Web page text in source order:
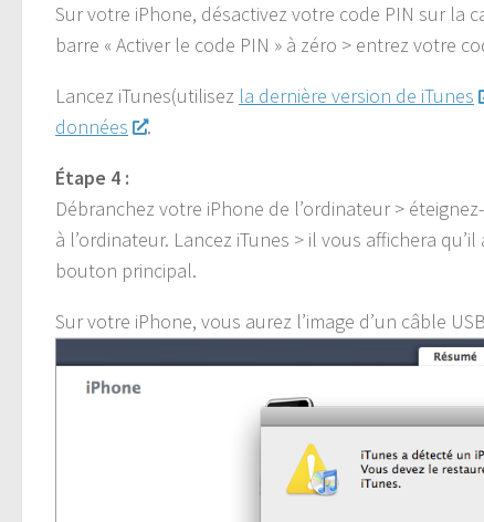
Sur votre iPhone, désactivez votre code PIN sur la
barre « Activer le code PIN » à zéro > entrez votre
Lancez iTunes(utilisez la dernière version de iTunes
données
.
Étape 4 :
Débranchez votre iPhone de l’ordinateur >
à l’ordinateur. Lancez iTunes > il vous affichera
bouton principal.
Sur votre iPhone, vous aurez l’image d’un câble